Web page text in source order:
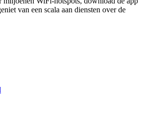
van een scala aan diensten over de